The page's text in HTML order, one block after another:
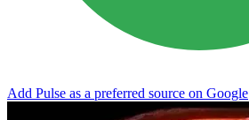
Add Pulse as a preferred source on Google